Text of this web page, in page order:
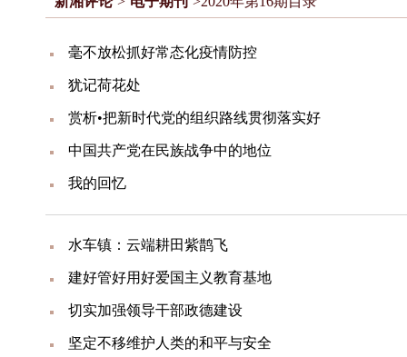
毫不放松抓好常态化疫情防控
犹记荷花处
赏析•把新时代党的组织路线贯彻落实好
中国共产党在民族战争中的地位
我的回忆
水车镇：云端耕田紫鹊飞
建好管好用好爱国主义教育基地
切实加强领导干部政德建设
坚定不移维护人类的和平与安全